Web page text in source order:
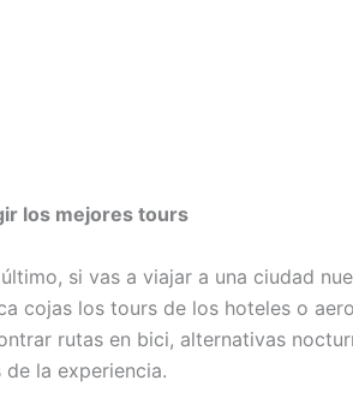
los mejores tours
si vas a viajar a una ciudad
cojas los tours de los hoteles o
rutas en bici, alternativas
de la experiencia.